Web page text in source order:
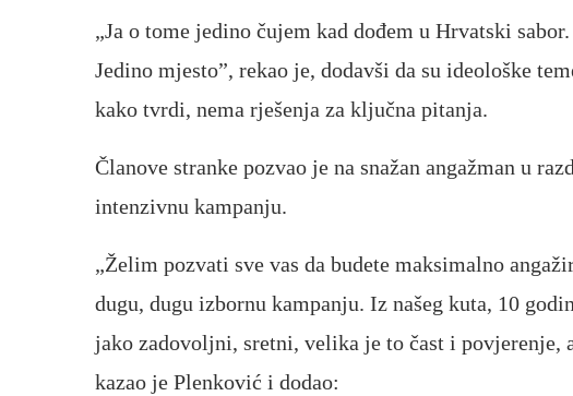
„Ja o tome jedino čujem kad dođem u Hrvatski
Jedino mjesto”, rekao je, dodavši da su ideološke
kako tvrdi, nema rješenja za ključna pitanja.
Članove stranke pozvao je na snažan angažman u
intenzivnu kampanju.
„Želim pozvati sve vas da budete maksimalno
dugu, dugu izbornu kampanju. Iz našeg kuta, 10
jako zadovoljni, sretni, velika je to čast i povjerenje,
kazao je Plenković i dodao: